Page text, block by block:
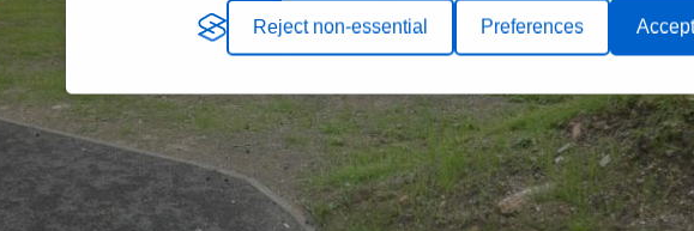
Reject non-essential Preferences